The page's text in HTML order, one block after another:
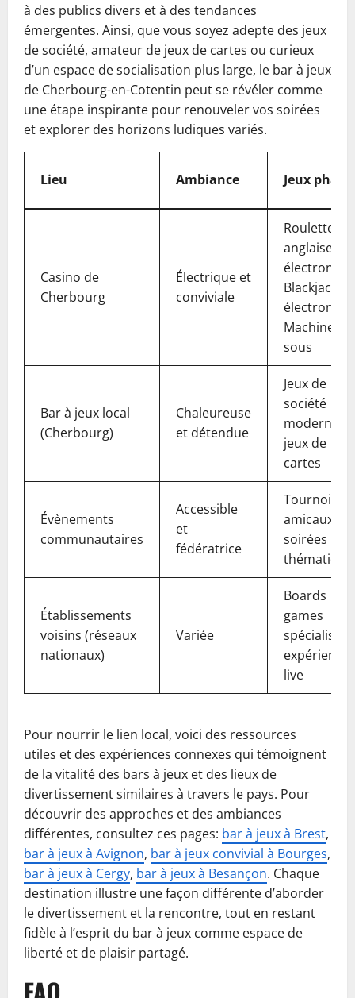
à des publics divers et à des tendances
émergentes. Ainsi, que vous soyez adepte des jeux
de société, amateur de jeux de cartes ou curieux
d’un espace de socialisation plus large, le bar à jeux
de Cherbourg-en-Cotentin peut se révéler comme
une étape inspirante pour renouveler vos soirées
et explorer des horizons ludiques variés.
Lieu Ambiance Jeux
Casino de
Cherbourg
Électrique et
conviviale
Roulette
anglaise
Blackjack
Machines à
sous
Bar à jeux local
(Cherbourg)
Chaleureuse
et détendue
Jeux de
société
modernes,
jeux de
cartes
Évènements
communautaires
Accessible
et
fédératrice
Tournois
amicaux,
soirées
Établissements
voisins (réseaux
nationaux)
Variée
Boards
games
spécialisés,
expériences
live
Pour nourrir le lien local, voici des ressources
utiles et des expériences connexes qui témoignent
de la vitalité des bars à jeux et des lieux de
divertissement similaires à travers le pays. Pour
découvrir des approches et des ambiances
différentes, consultez ces pages: bar à jeux à Brest,
bar à jeux à Avignon, bar à jeux convivial à Bourges,
bar à jeux à Cergy, bar à jeux à Besançon. Chaque
destination illustre une façon différente d’aborder
le divertissement et la rencontre, tout en restant
fidèle à l’esprit du bar à jeux comme espace de
liberté et de plaisir partagé.